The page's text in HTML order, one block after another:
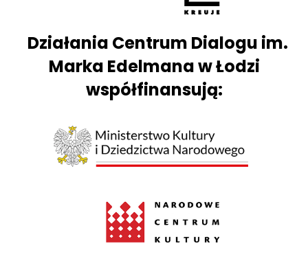
Działania Centrum Dialogu im.
Marka Edelmana w Łodzi
współfinansują: